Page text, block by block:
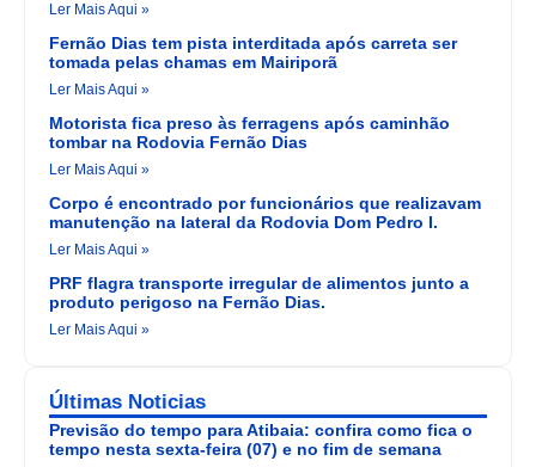
Ler Mais Aqui »
Fernão Dias tem pista interditada após carreta ser
tomada pelas chamas em Mairiporã
Ler Mais Aqui »
Motorista fica preso às ferragens após caminhão
tombar na Rodovia Fernão Dias
Ler Mais Aqui »
Corpo é encontrado por funcionários que realizavam
manutenção na lateral da Rodovia Dom Pedro I.
Ler Mais Aqui »
PRF flagra transporte irregular de alimentos junto a
produto perigoso na Fernão Dias.
Ler Mais Aqui »
Últimas Noticias
Previsão do tempo para Atibaia: confira como fica o
tempo nesta sexta-feira (07) e no fim de semana